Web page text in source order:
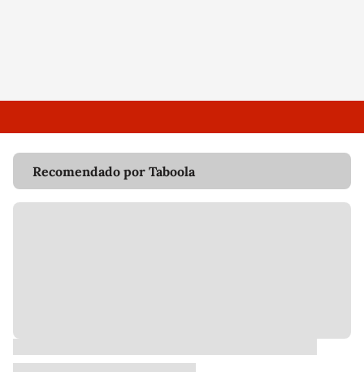
Recomendado por Taboola